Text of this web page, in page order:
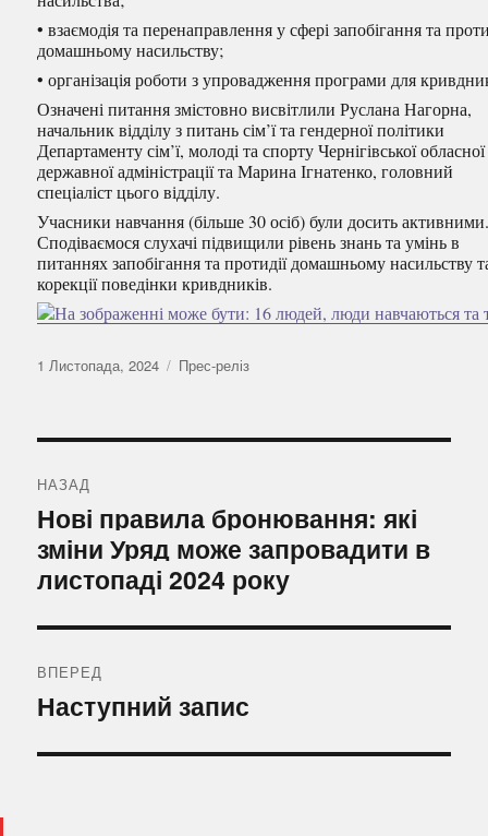
• взаємодія та перенаправлення у сфері запобігання та
домашньому насильству;
• організація роботи з упровадження програми для
Означені питання змістовно висвітлили Руслана Нагорна,
начальник відділу з питань сім’ї та гендерної політики
Департаменту сім’ї, молоді та спорту Чернігівської обласної
державної адміністрації та Марина Ігнатенко, головний
спеціаліст цього відділу.
Учасники навчання (більше 30 осіб) були досить
Сподіваємося слухачі підвищили рівень знань та умінь в
питаннях запобігання та протидії домашньому насильству
корекції поведінки кривдників.
Оприлюднено
1 Листопада, 2024 Категорії
Прес-реліз
записів
НАЗАД
Попередній
запис:
Нові правила бронювання: які
зміни Уряд може запровадити в
листопаді 2024 року
ВПЕРЕД
Наступний
запис:
Наступний запис